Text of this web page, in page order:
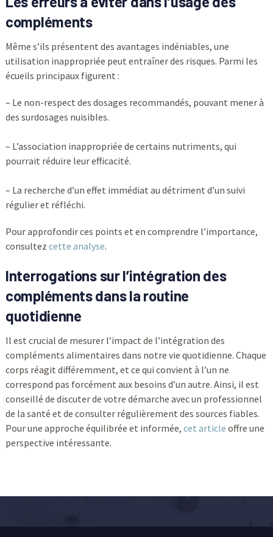
compléments
Même s’ils présentent des avantages indéniables, une
utilisation inappropriée peut entraîner des risques. Parmi les
écueils principaux figurent :
– Le non-respect des dosages recommandés, pouvant mener à
des surdosages nuisibles.
– L’association inappropriée de certains nutriments, qui
pourrait réduire leur efficacité.
– La recherche d’un effet immédiat au détriment d’un suivi
régulier et réfléchi.
Pour approfondir ces points et en comprendre l’importance,
consultez cette analyse.
Interrogations sur l’intégration des
compléments dans la routine
quotidienne
Il est crucial de mesurer l’impact de l’intégration des
compléments alimentaires dans notre vie quotidienne. Chaque
corps réagit différemment, et ce qui convient à l’un ne
correspond pas forcément aux besoins d’un autre. Ainsi, il est
conseillé de discuter de votre démarche avec un professionnel
de la santé et de consulter régulièrement des sources fiables.
Pour une approche équilibrée et informée, cet article offre une
perspective intéressante.